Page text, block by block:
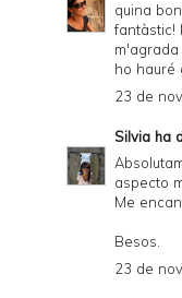
quina
fantàstic!
ho hauré
23 de
Silvia ha
aspecto
Me
Besos.
23 de